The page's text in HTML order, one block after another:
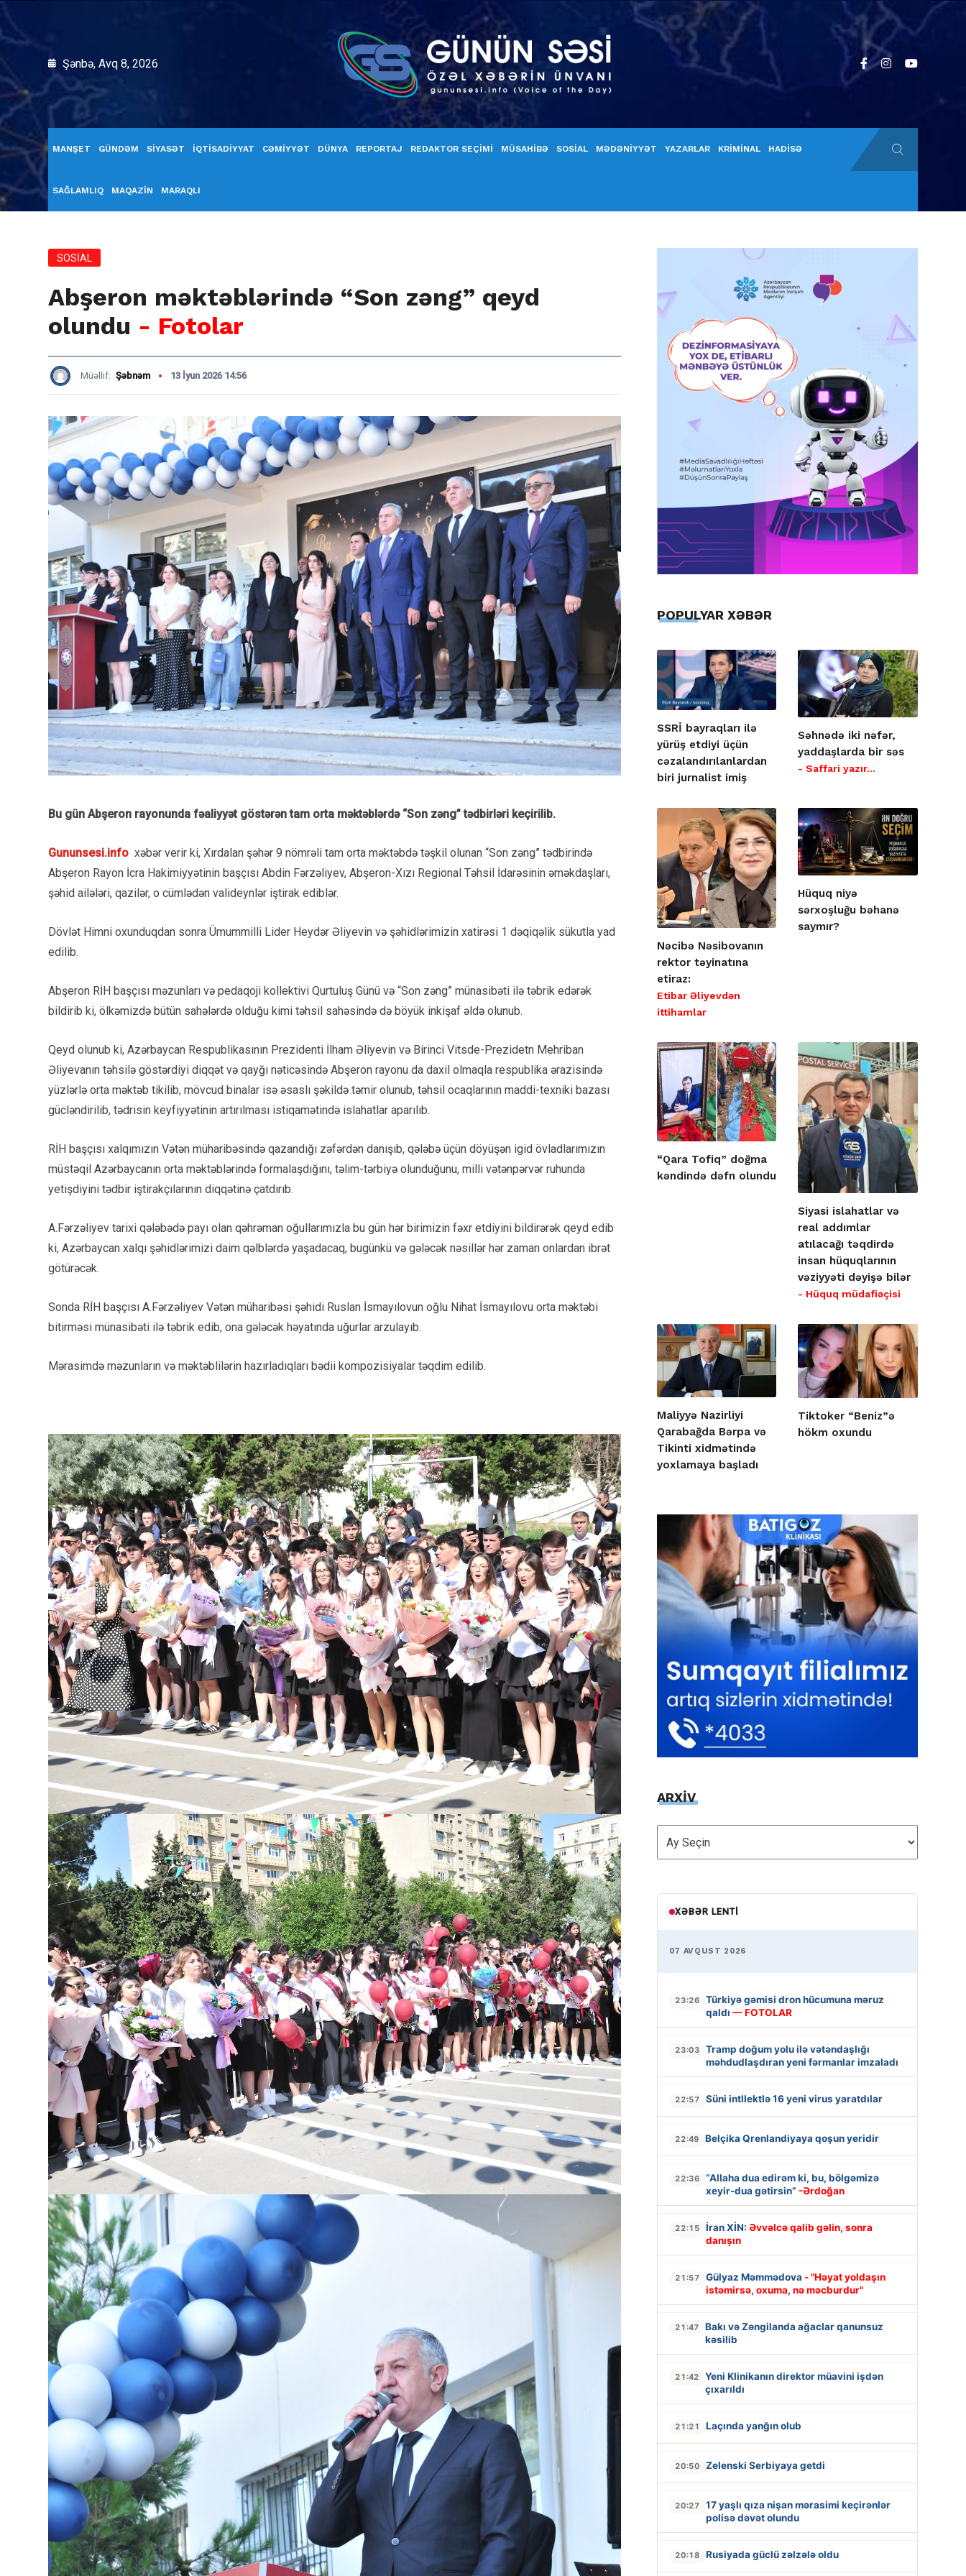
Şənbə, Avq 8, 2026
MANŞET GÜNDƏM SİYASƏT İQTİSADİYYAT CƏMİYYƏT DÜNYA REPORTAJ REDAKTOR SEÇİMİ MÜSAHİBƏ SOSİAL MƏDƏNİYYƏT YAZARLAR KRİMİNAL HADİSƏ
SAĞLAMLIQ MAQAZİN MARAQLI
SOSİAL
Abşeron məktəblərində “Son zəng” qeyd
olundu - Fotolar
Müəllif: Şəbnəm 13 İyun 2026 14:56
Bu gün Abşeron rayonunda fəaliyyət göstərən tam orta məktəblərdə “Son zəng” tədbirləri keçirilib.
Gununsesi.info xəbər verir ki, Xırdalan şəhər 9 nömrəli tam orta məktəbdə təşkil olunan “Son zəng” tədbirində
Abşeron Rayon İcra Hakimiyyətinin başçısı Abdin Fərzəliyev, Abşeron-Xızı Regional Təhsil İdarəsinin əməkdaşları,
şəhid ailələri, qazilər, o cümlədən valideynlər iştirak ediblər.
Dövlət Himni oxunduqdan sonra Ümummilli Lider Heydər Əliyevin və şəhidlərimizin xatirəsi 1 dəqiqəlik sükutla yad
edilib.
Abşeron RİH başçısı məzunları və pedaqoji kollektivi Qurtuluş Günü və “Son zəng” münasibəti ilə təbrik edərək
bildirib ki, ölkəmizdə bütün sahələrdə olduğu kimi təhsil sahəsində də böyük inkişaf əldə olunub.
Qeyd olunub ki, Azərbaycan Respublikasının Prezidenti İlham Əliyevin və Birinci Vitsde-Prezidetn Mehriban
Əliyevanın təhsilə göstərdiyi diqqət və qayğı nəticəsində Abşeron rayonu da daxil olmaqla respublika ərazisində
yüzlərlə orta məktəb tikilib, mövcud binalar isə əsaslı şəkildə təmir olunub, təhsil ocaqlarının maddi-texniki bazası
gücləndirilib, tədrisin keyfiyyətinin artırılması istiqamətində islahatlar aparılıb.
RİH başçısı xalqımızın Vətən müharibəsində qazandığı zəfərdən danışıb, qələbə üçün döyüşən igid övladlarımızın
müstəqil Azərbaycanın orta məktəblərində formalaşdığını, təlim-tərbiyə olunduğunu, milli vətənpərvər ruhunda
yetişdiyini tədbir iştirakçılarının diqqətinə çatdırıb.
A.Fərzəliyev tarixi qələbədə payı olan qəhrəman oğullarımızla bu gün hər birimizin fəxr etdiyini bildirərək qeyd edib
ki, Azərbaycan xalqı şəhidlərimizi daim qəlblərdə yaşadacaq, bugünkü və gələcək nəsillər hər zaman onlardan ibrət
götürəcək.
Sonda RİH başçısı A.Fərzəliyev Vətən müharibəsi şəhidi Ruslan İsmayılovun oğlu Nihat İsmayılovu orta məktəbi
bitirməsi münasibəti ilə təbrik edib, ona gələcək həyatında uğurlar arzulayıb.
Mərasimdə məzunların və məktəblilərin hazırladıqları bədii kompozisiyalar təqdim edilib.
POPULYAR XƏBƏR
SSRİ bayraqları ilə
yürüş etdiyi üçün
cəzalandırılanlardan
biri jurnalist imiş
Səhnədə iki nəfər,
yaddaşlarda bir səs
- Saffari yazır…
Nəcibə Nəsibovanın
rektor təyinatına
etiraz:
Etibar Əliyevdən
ittihamlar
Hüquq niyə
sərxoşluğu bəhanə
saymır?
“Qara Tofiq” doğma
kəndində dəfn olundu
Siyasi islahatlar və
real addımlar
atılacağı təqdirdə
insan hüquqlarının
vəziyyəti dəyişə bilər
- Hüquq müdafiəçisi
Maliyyə Nazirliyi
Qarabağda Bərpa və
Tikinti xidmətində
yoxlamaya başladı
Tiktoker “Beniz”ə
hökm oxundu
ARXİV
ARXİV
XƏBƏR LENTI
07 AVQUST 2026
23:26
Türkiyə gəmisi dron hücumuna məruz
qaldı — FOTOLAR
23:03
Tramp doğum yolu ilə vətəndaşlığı
məhdudlaşdıran yeni fərmanlar imzaladı
22:57 Süni intllektlə 16 yeni virus yaratdılar
22:49 Belçika Qrenlandiyaya qoşun yeridir
22:36
“Allaha dua edirəm ki, bu, bölgəmizə
xeyir-dua gətirsin” -Ərdoğan
22:15 İran XİN: Əvvəlcə qalib gəlin, sonra
danışın
21:57 Gülyaz Məmmədova - "Həyat yoldaşın
istəmirsə, oxuma, nə məcburdur"
21:47
Bakı və Zəngilanda ağaclar qanunsuz
kəsilib
21:42
Yeni Klinikanın direktor müavini işdən
çıxarıldı
21:21 Laçında yanğın olub
20:50 Zelenski Serbiyaya getdi
20:27
17 yaşlı qıza nişan mərasimi keçirənlər
polisə dəvət olundu
20:18 Rusiyada güclü zəlzələ oldu